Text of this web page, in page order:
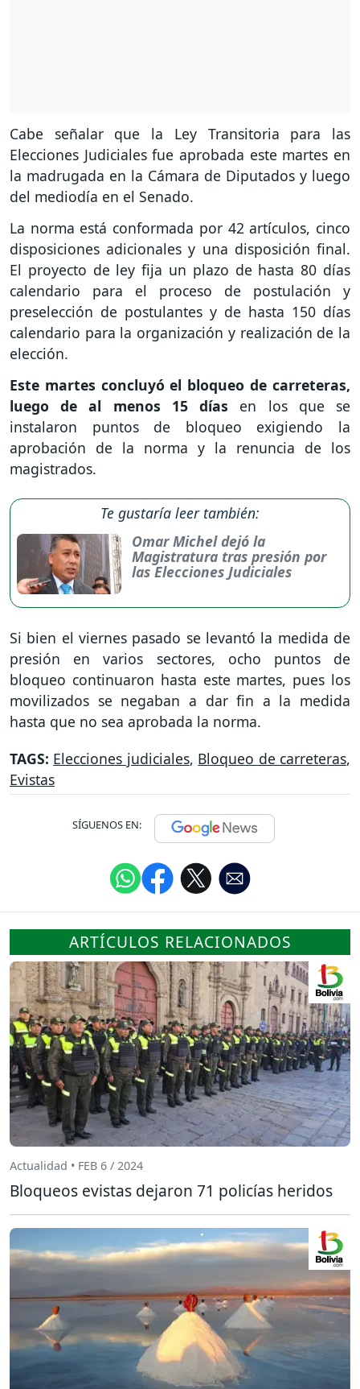
Cabe señalar que la Ley Transitoria para las
Elecciones Judiciales fue aprobada este martes en
la madrugada en la Cámara de Diputados y luego
del mediodía en el Senado.
La norma está conformada por 42 artículos, cinco
disposiciones adicionales y una disposición final.
El proyecto de ley fija un plazo de hasta 80 días
calendario para el proceso de postulación y
preselección de postulantes y de hasta 150 días
calendario para la organización y realización de la
elección.
Este martes concluyó el bloqueo de carreteras,
luego de al menos 15 días en los que se
instalaron puntos de bloqueo exigiendo la
aprobación de la norma y la renuncia de los
magistrados.
Te gustaría leer también:
Omar Michel dejó la
Magistratura tras presión por
las Elecciones Judiciales
Si bien el viernes pasado se levantó la medida de
presión en varios sectores, ocho puntos de
bloqueo continuaron hasta este martes, pues los
movilizados se negaban a dar fin a la medida
hasta que no sea aprobada la norma.
TAGS: Elecciones judiciales, Bloqueo de carreteras,
Evistas
SÍGUENOS EN:
ARTÍCULOS RELACIONADOS
Actualidad • FEB 6 / 2024
Bloqueos evistas dejaron 71 policías heridos